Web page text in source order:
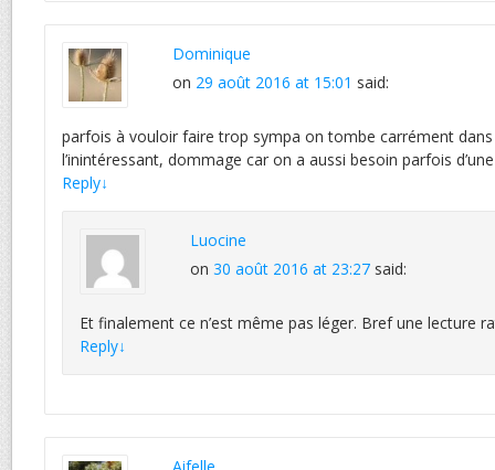
Dominique
on 29 août 2016 at 15:01 said:
parfois à vouloir faire trop sympa on tombe carrément
l’inintéressant, dommage car on a aussi besoin parfois
Reply↓
Luocine
on 30 août 2016 at 23:27 said:
Et finalement ce n’est même pas léger. Bref une lecture
Reply↓